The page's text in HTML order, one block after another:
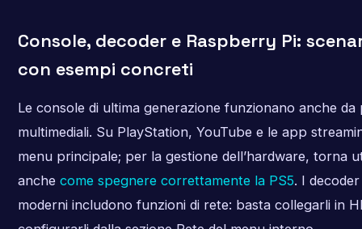
Console, decoder e Raspberry Pi:
con esempi concreti
Le console di ultima generazione funzionano anche da
multimediali. Su PlayStation, YouTube e le app
menu principale; per la gestione dell’hardware, torna
anche come spegnere correttamente la PS5. I
moderni includono funzioni di rete: basta collegarli in